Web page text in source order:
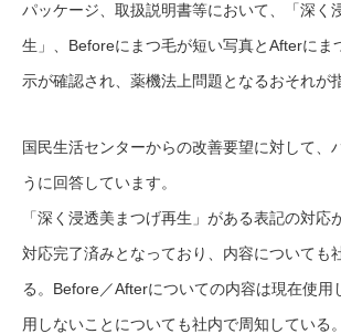
パッケージ、取扱説明書等において、「深く
生」、Beforeにまつ毛が短い写真とAfterにま
示が確認され、薬機法上問題となるおそれが
国民生活センターからの改善要望に対して、
うに回答しています。
「深く浸透美まつげ再生」がある表記の対応
対応完了済みとなっており、内容についても
る。Before／Afterについての内容は現在使用
用しないことについても社内で周知している。